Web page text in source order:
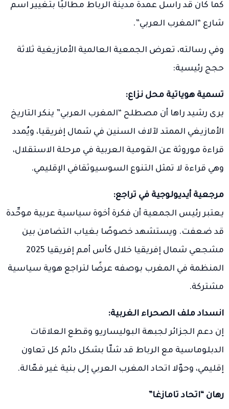
كما كان قد راسل عمدة مدينة الرباط مطالبًا بتغيير اسم
شارع “المغرب العربي”.
وفي رسالته، تعرض الجمعية العالمية الأمازيغية ثلاثة
حجج رئيسية:
تسمية هوياتية محل نزاع:
يرى رشيد راها أن مصطلح “المغرب العربي” ينكر التاريخ
الأمازيغي الممتد لآلاف السنين في شمال إفريقيا، ويُمدد
قراءة موروثة عن القومية العربية في مرحلة الاستقلال،
وهي قراءة لا تمثل التنوع السوسيوثقافي الإقليمي.
مرجعية أيديولوجية في تراجع:
يعتبر رئيس الجمعية أن فكرة أخوة سياسية عربية موحِّدة
قد ضعفت. ويستشهد خصوصًا بغياب التضامن بين
مشجعي شمال إفريقيا خلال كأس أمم إفريقيا 2025
المنظمة في المغرب بوصفه عرضًا لتراجع هوية سياسية
مشتركة.
انسداد ملف الصحراء الغربية:
إن دعم الجزائر لجبهة البوليساريو وقطع العلاقات
الدبلوماسية مع الرباط قد شلّا بشكل دائم كل تعاون
إقليمي، وحوّلا اتحاد المغرب العربي إلى بنية غير فعّالة.
رهان “اتحاد تامازغا”